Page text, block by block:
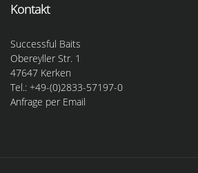
Kontakt
Successful Baits
Obereyller Str. 1
47647 Kerken
Tel.: +49-(0)2833-57197-0
Anfrage per Email